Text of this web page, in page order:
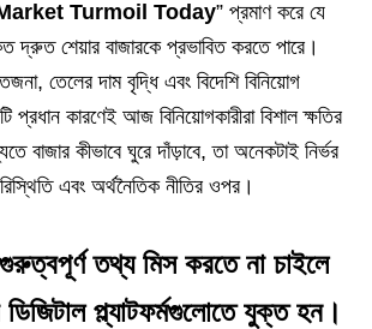
Turmoil Today” প্রমাণ করে যে
দ্রুত শেয়ার বাজারকে প্রভাবিত করতে পারে।
তেলের দাম বৃদ্ধি এবং বিদেশি বিনিয়োগ
কারণেই আজ বিনিয়োগকারীরা বিশাল ক্ষতির
বাজার কীভাবে ঘুরে দাঁড়াবে, তা অনেকটাই নির্ভর
এবং অর্থনৈতিক নীতির ওপর।
তথ্য মিস করতে না চাইলে
প্ল্যাটফর্মগুলোতে যুক্ত হন।